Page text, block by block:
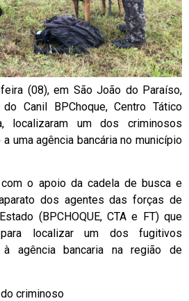
(08), em São João do Paraíso,
Canil BPChoque, Centro Tático
localizaram um dos criminosos
uma agência bancária no município
o apoio da cadela de busca e
dos agentes das forças de
(BPCHOQUE, CTA e FT) que
localizar um dos fugitivos
agência bancaria na região de
criminoso